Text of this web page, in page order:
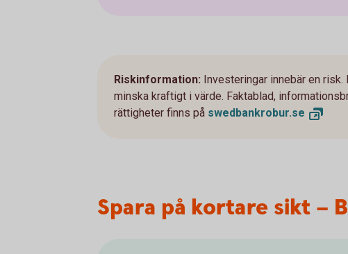
Riskinformation: Investeringar innebär en
minska kraftigt i värde. Faktablad,
rättigheter finns på swedbankrobur.se
Spara på kortare sikt –